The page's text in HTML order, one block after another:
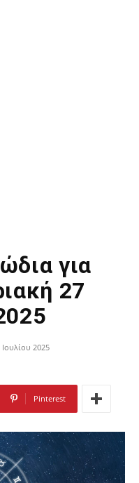
για
27
Ιουλίου 2025
Pinterest